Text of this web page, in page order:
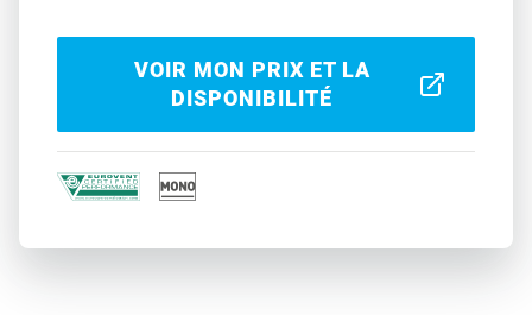
VOIR MON PRIX ET LA
DISPONIBILITÉ